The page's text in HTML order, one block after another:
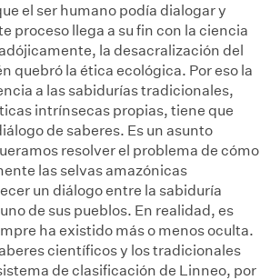
el ser humano podía dialogar y
proceso llega a su fin con la ciencia
la desacralización del
quebró la ética ecológica. Por eso la
a las sabidurías tradicionales,
intrínsecas propias, tiene que
de saberes. Es un asunto
resolver el problema de cómo
las selvas amazónicas
un diálogo entre la sabiduría
de sus pueblos. En realidad, es
ha existido más o menos oculta.
científicos y los tradicionales
de clasificación de Linneo, por